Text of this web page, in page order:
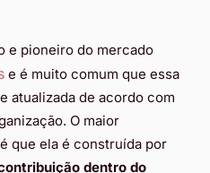
e pioneiro do mercado
e é muito comum que essa
atualizada de acordo com
O maior
que ela é construída por
dentro do